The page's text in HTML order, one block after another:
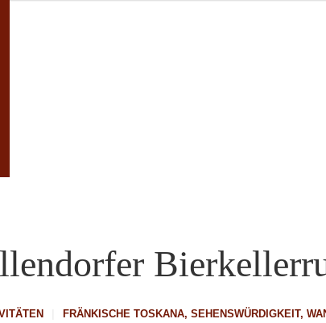
FRÄNKISCHE TOSKANA, SEHENSWÜRDIGKEIT,